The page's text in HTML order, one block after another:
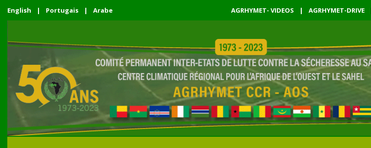
English | Portugais | Arabe AGRHYMET- VIDEOS | AGRHYMET-DRIVE